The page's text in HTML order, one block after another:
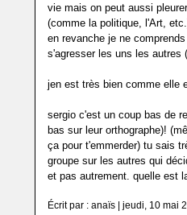
vie mais on peut aussi
(comme la politique, l'Art,
en revanche je ne
s'agresser les uns les autres
jen est très bien comme elle
sergio c'est un coup bas de
bas sur leur orthographe)!
ça pour t'emmerder) tu sais
groupe sur les autres qui
et pas autrement. quelle est
Écrit par : anaïs | jeudi, 10 mai